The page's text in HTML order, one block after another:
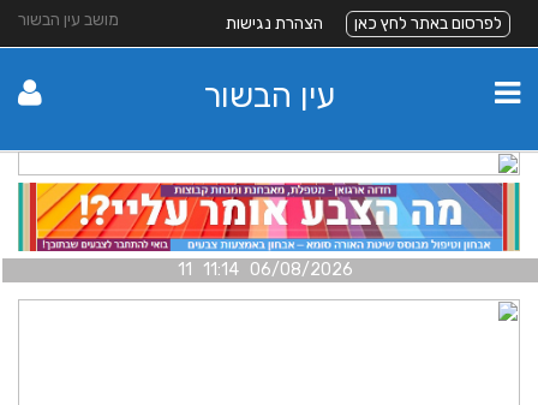
מושב עין הבשור לפרסום באתר לחץ כאן הצהרת נגישות
עין הבשור
06/08/2026 11:14 11